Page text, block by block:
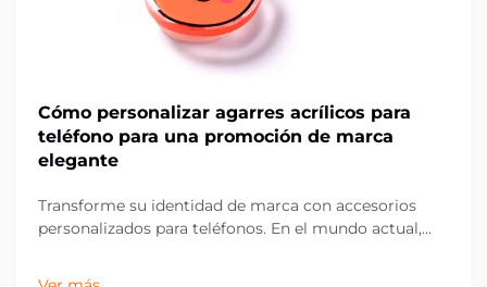
Cómo personalizar agarres acrílicos para
teléfono para una promoción de marca
elegante
Transforme su identidad de marca con accesorios
personalizados para teléfonos. En el mundo actual,
han convertido en potentes herramientas de